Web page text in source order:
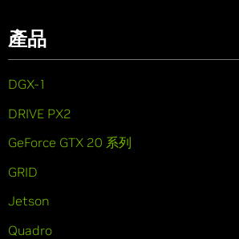
產品
DGX-1
DRIVE PX2
GeForce GTX 20 系列
GRID
Jetson
Quadro